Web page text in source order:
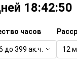
18:42:50
часов
до 399 ак.ч. 12